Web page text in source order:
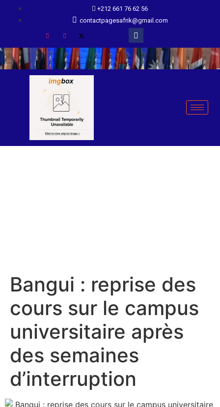
+212 661 76 62 56
contactpagesafrik@gmail.com
Bangui : reprise des
cours sur le campus
universitaire après
des semaines
d’interruption